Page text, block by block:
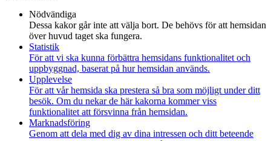
Nödvändiga
Dessa kakor går inte att välja bort. De behövs för att hemsidan
över huvud taget ska fungera.
Statistik
För att vi ska kunna förbättra hemsidans funktionalitet och
uppbyggnad, baserat på hur hemsidan används.
Upplevelse
För att vår hemsida ska prestera så bra som möjligt under ditt
besök. Om du nekar de här kakorna kommer viss
funktionalitet att försvinna från hemsidan.
Marknadsföring
Genom att dela med dig av dina intressen och ditt beteende